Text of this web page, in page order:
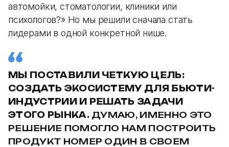
автомойки, стоматологии, клиники или
психологов?» Но мы решили сначала стать
лидерами в одной конкретной нише.
МЫ ПОСТАВИЛИ ЧЕТКУЮ ЦЕЛЬ:
СОЗДАТЬ ЭКОСИСТЕМУ ДЛЯ БЬЮТИ-
ИНДУСТРИИ И РЕШАТЬ ЗАДАЧИ
ЭТОГО РЫНКА. ДУМАЮ, ИМЕННО ЭТО
РЕШЕНИЕ ПОМОГЛО НАМ ПОСТРОИТЬ
ПРОДУКТ НОМЕР ОДИН В СВОЕМ